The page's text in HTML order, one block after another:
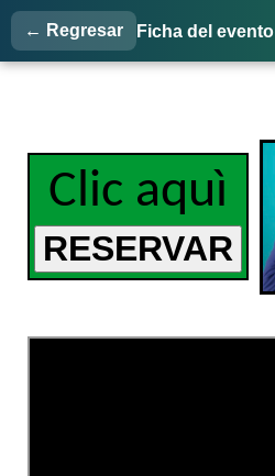
← Regresar Ficha del evento
Clic aquì